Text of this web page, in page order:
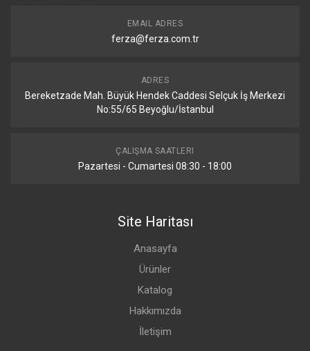
EMAIL ADRES
ferza@ferza.com.tr
ADRES
Bereketzade Mah. Büyük Hendek Caddesi Selçuk İş Merkezi
No:55/65 Beyoğlu/İstanbul
ÇALIŞMA SAATLERI
Pazartesi - Cumartesi 08:30 - 18:00
Site Haritası
Anasayfa
Ürünler
Katalog
Hakkımızda
İletişim